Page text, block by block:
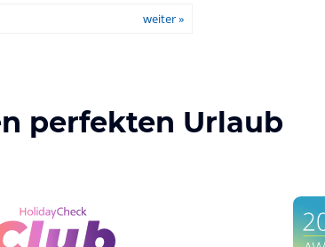
weiter »
perfekten Urlaub